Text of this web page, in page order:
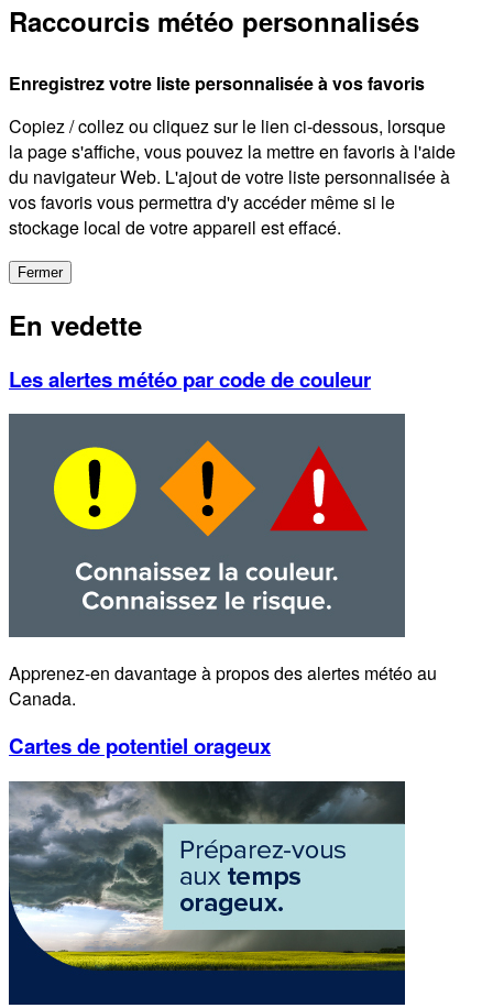
Raccourcis météo personnalisés
Enregistrez votre liste personnalisée à vos favoris
Copiez / collez ou cliquez sur le lien ci-dessous, lorsque
la page s'affiche, vous pouvez la mettre en favoris à l'aide
du navigateur Web. L'ajout de votre liste personnalisée à
vos favoris vous permettra d'y accéder même si le
stockage local de votre appareil est effacé.
Fermer
En vedette
Les alertes météo par code de couleur
Apprenez-en davantage à propos des alertes météo au
Canada.
Cartes de potentiel orageux